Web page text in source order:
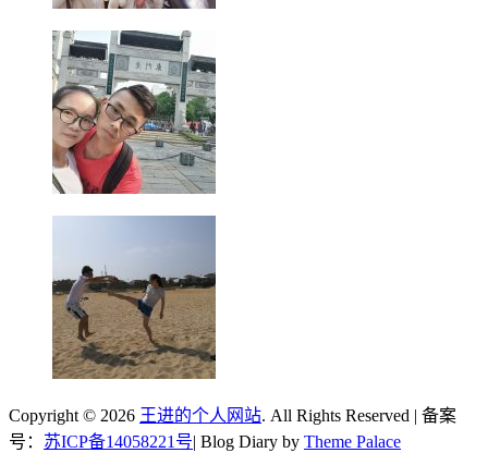
Copyright © 2026 王进的个人网站. All Rights Reserved | 备案
号： 苏ICP备14058221号| Blog Diary by Theme Palace